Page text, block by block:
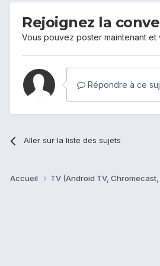
Rejoignez la
Vous pouvez poster maintenant
Répondre à ce
Aller sur la liste des sujets
Accueil TV (Android TV,